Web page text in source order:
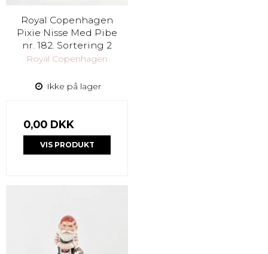
Royal Copenhagen
Pixie Nisse Med Pibe
nr. 182. Sortering 2
Royal Copenhagen
Ikke på lager
0,00 DKK
VIS PRODUKT